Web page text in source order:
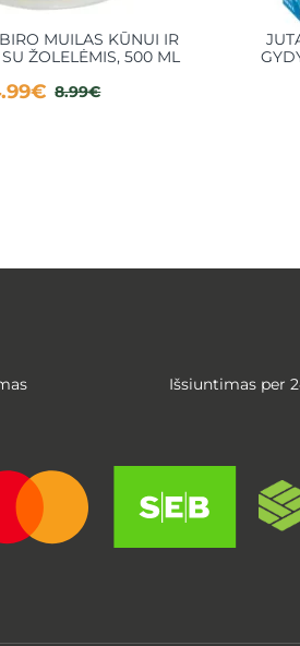
MUILAS KŪNUI IR
ŽOLELĖMIS, 500 ML
8.99€
Išsiuntimas per